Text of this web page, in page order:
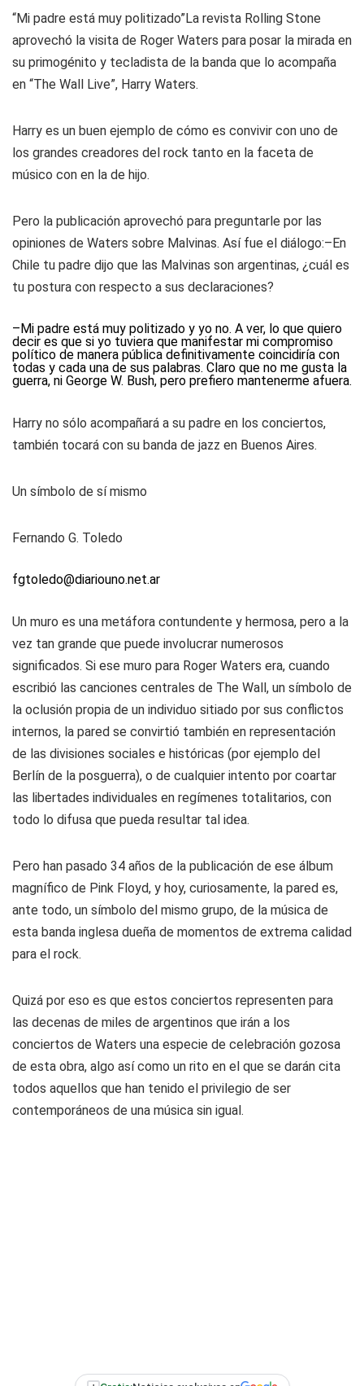
“Mi padre está muy politizado”La revista Rolling Stone
aprovechó la visita de Roger Waters para posar la mirada en
su primogénito y tecladista de la banda que lo acompaña
en “The Wall Live”, Harry Waters.
Harry es un buen ejemplo de cómo es convivir con uno de
los grandes creadores del rock tanto en la faceta de
músico con en la de hijo.
Pero la publicación aprovechó para preguntarle por las
opiniones de Waters sobre Malvinas. Así fue el diálogo:–En
Chile tu padre dijo que las Malvinas son argentinas, ¿cuál es
tu postura con respecto a sus declaraciones?
–Mi padre está muy politizado y yo no. A ver, lo que quiero
decir es que si yo tuviera que manifestar mi compromiso
político de manera pública definitivamente coincidiría con
todas y cada una de sus palabras. Claro que no me gusta la
guerra, ni George W. Bush, pero prefiero mantenerme afuera.
Harry no sólo acompañará a su padre en los conciertos,
también tocará con su banda de jazz en Buenos Aires.
Un símbolo de sí mismo
Fernando G. Toledo
fgtoledo@diariouno.net.ar
Un muro es una metáfora contundente y hermosa, pero a la
vez tan grande que puede involucrar numerosos
significados. Si ese muro para Roger Waters era, cuando
escribió las canciones centrales de The Wall, un símbolo de
la oclusión propia de un individuo sitiado por sus conflictos
internos, la pared se convirtió también en representación
de las divisiones sociales e históricas (por ejemplo del
Berlín de la posguerra), o de cualquier intento por coartar
las libertades individuales en regímenes totalitarios, con
todo lo difusa que pueda resultar tal idea.
Pero han pasado 34 años de la publicación de ese álbum
magnífico de Pink Floyd, y hoy, curiosamente, la pared es,
ante todo, un símbolo del mismo grupo, de la música de
esta banda inglesa dueña de momentos de extrema calidad
para el rock.
Quizá por eso es que estos conciertos representen para
las decenas de miles de argentinos que irán a los
conciertos de Waters una especie de celebración gozosa
de esta obra, algo así como un rito en el que se darán cita
todos aquellos que han tenido el privilegio de ser
contemporáneos de una música sin igual.